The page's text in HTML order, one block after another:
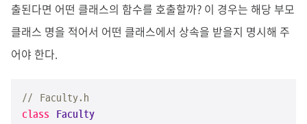
출된다면 어떤 클래스의 함수를 호출할까? 이 경우는 해당 부모
클래스 명을 적어서 어떤 클래스에서 상속을 받을지 명시해 주
어야 한다.
// Faculty.h
class
Faculty